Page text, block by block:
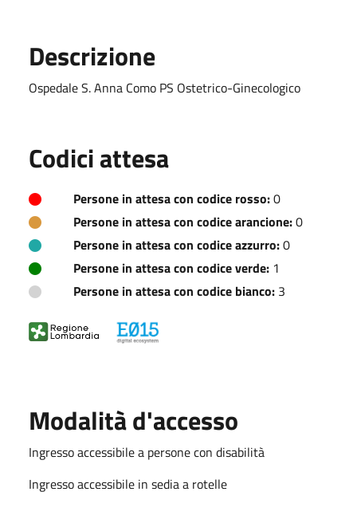
Descrizione
Ospedale S. Anna Como PS Ostetrico-Ginecologico
Codici attesa
Persone in attesa con codice rosso:0
Persone in attesa con codice arancione:0
Persone in attesa con codice azzurro:0
Persone in attesa con codice verde: 1
Persone in attesa con codice bianco: 3
Modalità d'accesso
Ingresso accessibile a persone con disabilità
Ingresso accessibile in sedia a rotelle